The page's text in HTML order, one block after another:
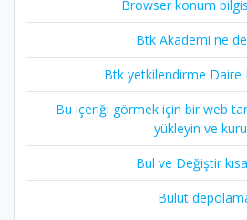
Browser konum
Btk Akademi ne
Btk yetkilendirme Daire
Bu içeriği görmek için bir web
yükleyin ve
Bul ve Değiştir
Bulut